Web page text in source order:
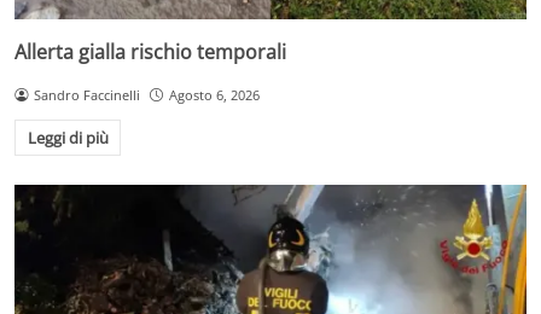
Allerta gialla rischio temporali
Sandro Faccinelli Agosto 6, 2026
Leggi di più